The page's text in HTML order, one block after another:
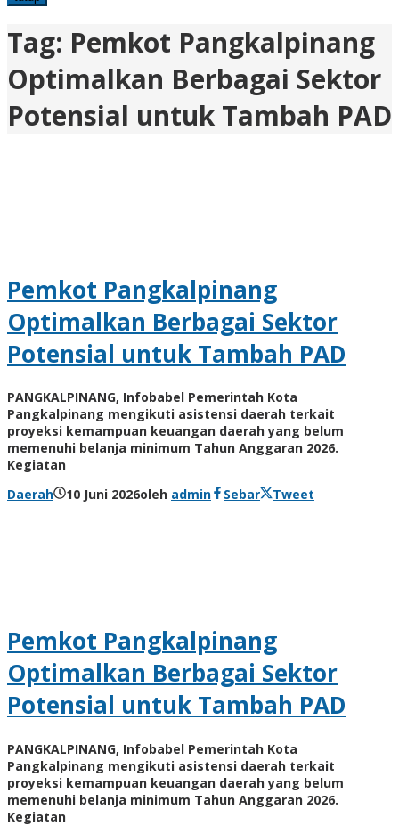
Tag: Pemkot Pangkalpinang
Optimalkan Berbagai Sektor
Potensial untuk Tambah PAD
Pemkot Pangkalpinang
Optimalkan Berbagai Sektor
Potensial untuk Tambah PAD
PANGKALPINANG, Infobabel Pemerintah Kota
Pangkalpinang mengikuti asistensi daerah terkait
proyeksi kemampuan keuangan daerah yang belum
memenuhi belanja minimum Tahun Anggaran 2026.
Kegiatan
Daerah
10 Juni 2026oleh admin Sebar Tweet
Pemkot Pangkalpinang
Optimalkan Berbagai Sektor
Potensial untuk Tambah PAD
PANGKALPINANG, Infobabel Pemerintah Kota
Pangkalpinang mengikuti asistensi daerah terkait
proyeksi kemampuan keuangan daerah yang belum
memenuhi belanja minimum Tahun Anggaran 2026.
Kegiatan